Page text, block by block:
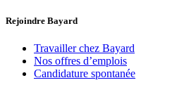
Rejoindre Bayard
Travailler chez Bayard
Nos offres d’emplois
Candidature spontanée